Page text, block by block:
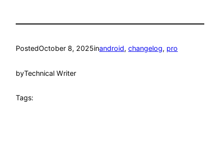
PostedOctober 8, 2025inandroid, changelog, pro
byTechnical Writer
Tags: